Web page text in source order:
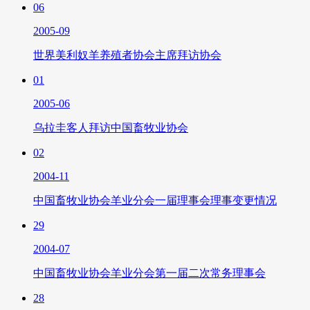
06
2005-09
世界美利奴羊养殖者协会主席拜访协会
01
2005-06
乌拉圭客人拜访中国畜牧业协会
02
2004-11
中国畜牧业协会羊业分会一届理事会理事变更情况
29
2004-07
中国畜牧业协会羊业分会第一届二次常务理事会
28